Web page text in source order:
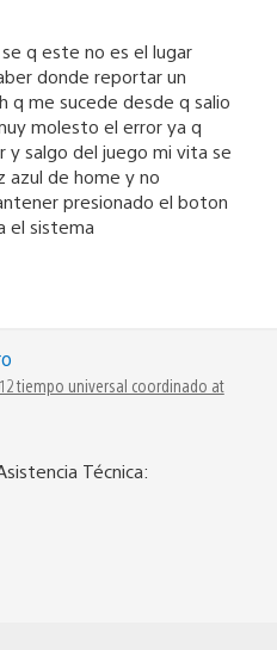
q este no es el lugar
donde reportar un
q me sucede desde q salio
molesto el error ya q
y salgo del juego mi vita se
azul de home y no
presionado el boton
el sistema
tiempo universal coordinado at
Técnica: